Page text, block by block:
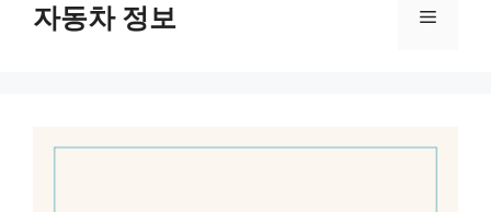
content자동차 정보 Menu